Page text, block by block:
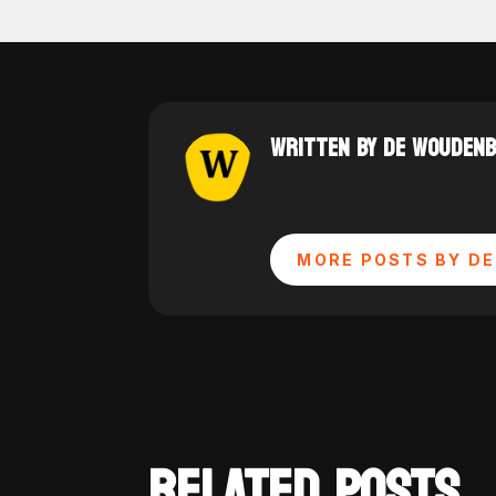
WRITTEN BY DE
MORE POSTS BY DE